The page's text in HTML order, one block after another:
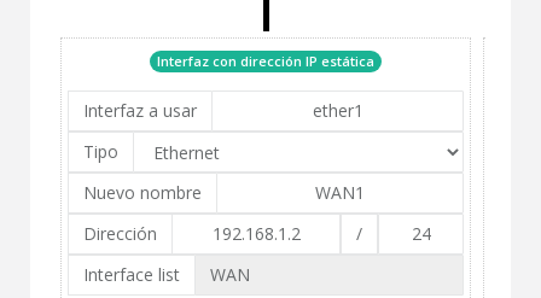
Interfaz con dirección IP estática
Interfaz a usar
Tipo
Nuevo nombre
Dirección
/
Interface list